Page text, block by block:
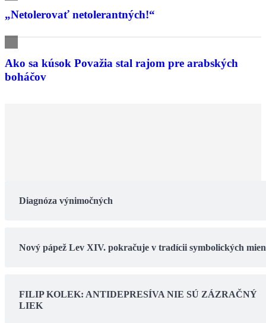
„Netolerovať netolerantných!“
Ako sa kúsok Považia stal rajom pre arabských
boháčov
Diagnóza výnimočných
Nový pápež Lev XIV. pokračuje v tradícii symbolických
FILIP KOLEK: ANTIDEPRESÍVA NIE SÚ ZÁZRAČNÝ
LIEK